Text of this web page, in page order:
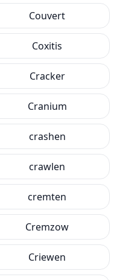
Couvert
Coxitis
Cracker
Cranium
crashen
crawlen
cremten
Cremzow
Criewen